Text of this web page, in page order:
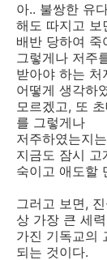
아.. 불쌍한 유
해도 따지고 보
배반 당하여
그렇게나 저주
받아야 하는 처
어떻게 생각하
모르겠고, 또
를 그렇게나
저주하였는지
지금도 잠시 고
숙이고 애도할
그러고 보면,
상 가장 큰 세
가진 기독교의
되는 것이다.